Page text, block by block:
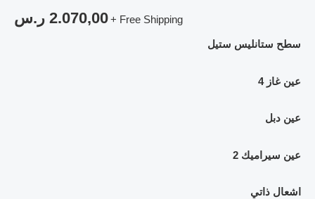
2.070,00 ر.س + Free Shipping
سطح ستانليس ستيل
4 عين غاز
عين دبل
2 عين سيراميك
اشعال ذاتي